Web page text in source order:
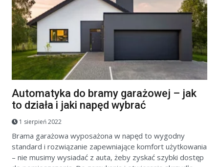
Automatyka do bramy garażowej – jak
to działa i jaki napęd wybrać
1 sierpień 2022
Brama garażowa wyposażona w napęd to wygodny
standard i rozwiązanie zapewniające komfort użytkowania
– nie musimy wysiadać z auta, żeby zyskać szybki dostęp